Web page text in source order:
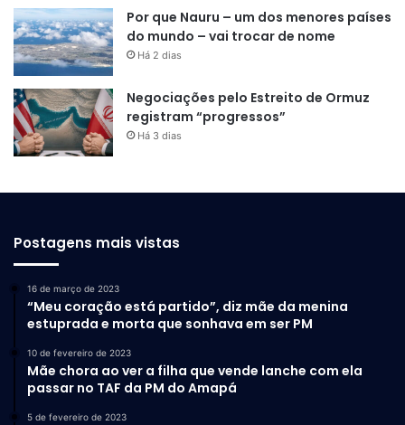
Por que Nauru – um dos menores países
do mundo – vai trocar de nome
Há 2 dias
Negociações pelo Estreito de Ormuz
registram “progressos”
Há 3 dias
Postagens mais vistas
16 de março de 2023
“Meu coração está partido”, diz mãe da menina
estuprada e morta que sonhava em ser PM
10 de fevereiro de 2023
Mãe chora ao ver a filha que vende lanche com ela
passar no TAF da PM do Amapá
5 de fevereiro de 2023